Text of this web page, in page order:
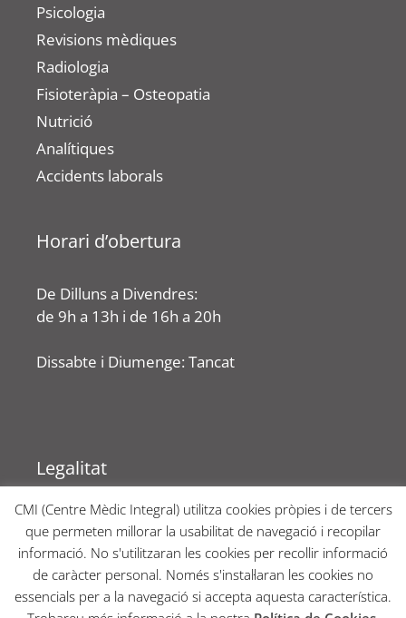
Psicologia
Revisions mèdiques
Radiologia
Fisioteràpia – Osteopatia
Nutrició
Analítiques
Accidents laborals
Horari d’obertura
De Dilluns a Divendres:
de 9h a 13h i de 16h a 20h
Dissabte i Diumenge: Tancat
Legalitat
Avís Legal
Política de Cookies
Política de Privacitat
CMI (Centre Mèdic Integral) utilitza cookies pròpies i de tercers
que permeten millorar la usabilitat de navegació i recopilar
informació. No s'utilitzaran les cookies per recollir informació
de caràcter personal. Només s'instal·laran les cookies no
essencials per a la navegació si accepta aquesta característica.